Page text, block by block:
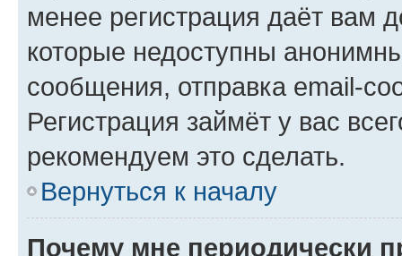
менее регистрация даёт вам
которые недоступны
сообщения, отправка email-
Регистрация займёт у вас
рекомендуем это сделать.
Вернуться к началу
Почему мне периодически